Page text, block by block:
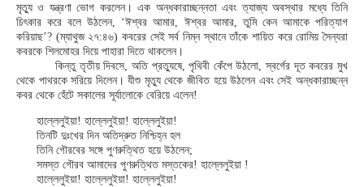
মৃত্যু ও যন্ত্রণা ভোগ করলেন। এক অন্ধকারাচ্ছন্নতা এবং ত্যাজ্য অবস্থার মধ্যে তিনি
চিৎকার করে বলে উঠলেন, ‘ঈশ্বর আমার, ঈশ্বর আমার, তুমি কেন আমাকে পরিত্যাগ
করিয়াছ’? (ম্যাথুজ ২৭:৪৬) কবরের সেই সর্ব নিম্ন স্থানে তাঁকে শায়িত করে রোমিয় সৈন্যরা
কবরকে শিলমোহর দিয়ে পাহারা দিতে থাকলেন।
কিন্তু তৃতীয় দিবসে, অতি প্রত্যুষে, পৃথিবী কেঁপে উঠলো, স্বর্গের দূত কবরের মুখ
থেকে পাথরকে সরিয়ে দিলেন। যীশু মৃত্যু থেকে জীবিত হয়ে উঠলেন এবং সেই অন্ধকারাচ্ছন্ন
কবর থেকে হেঁটে সকালের সূর্যালোকে বেরিয়ে এলেন!
হাল্লেলুইয়া! হাল্লেলুইয়া! হাল্লেলুইয়া!
তিনটি দুঃখের দিন অতিদ্রুত নিশ্চিহ্ন হল
তিনি গৌরবের সঙ্গে পুণরুত্থিত হয়ে উঠলেন;
সমস্ত গৌরব আমাদের পুণরুত্থিত মস্তকের! হাল্লেলুইয়া !
হাল্লেলুইয়া! হাল্লেলুইয়া! হাল্লেলুইয়া!